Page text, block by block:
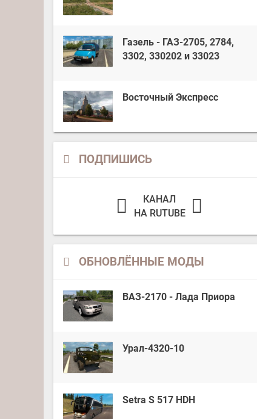
Газель - ГАЗ-2705, 2784,
3302, 330202 и 33023
Восточный Экспресс
ПОДПИШИСЬ
КАНАЛ
НА RUTUBE
ОБНОВЛЁННЫЕ МОДЫ
ВАЗ-2170 - Лада Приора
Урал-4320-10
Setra S 517 HDH